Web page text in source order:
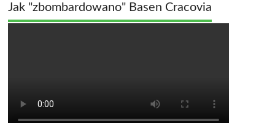
Jak "zbombardowano" Basen Cracovia